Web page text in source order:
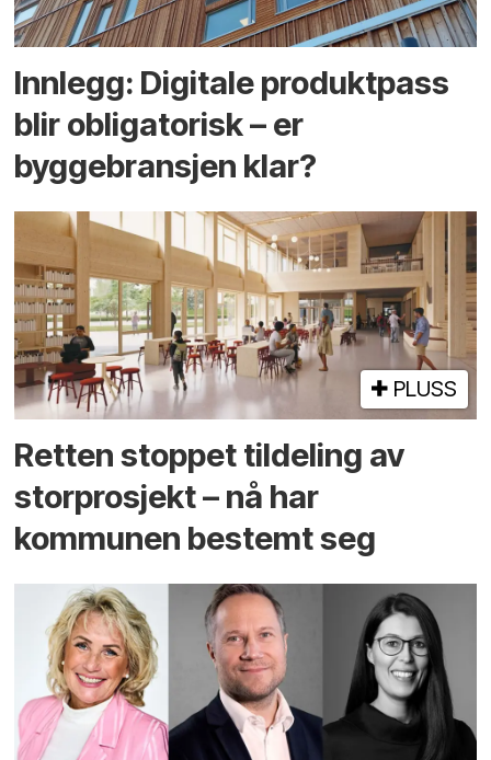
Innlegg: Digitale produktpass
blir obligatorisk – er
byggebransjen klar?
PLUSS
Retten stoppet tildeling av
storprosjekt – nå har
kommunen bestemt seg